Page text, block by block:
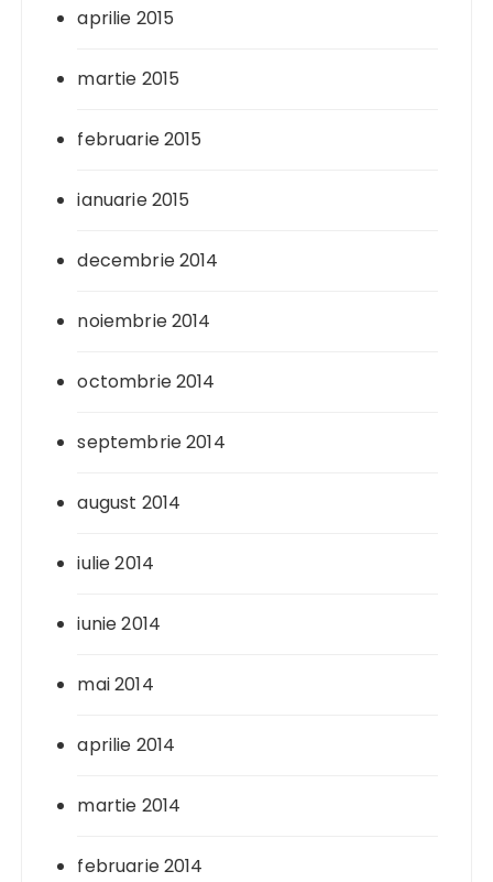
aprilie 2015
martie 2015
februarie 2015
ianuarie 2015
decembrie 2014
noiembrie 2014
octombrie 2014
septembrie 2014
august 2014
iulie 2014
iunie 2014
mai 2014
aprilie 2014
martie 2014
februarie 2014